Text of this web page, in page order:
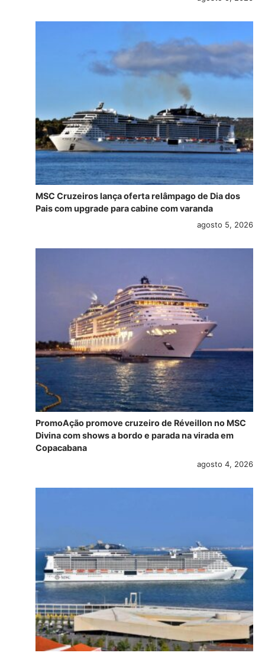
MSC Cruzeiros lança oferta relâmpago de Dia dos
Pais com upgrade para cabine com varanda
agosto 5, 2026
PromoAção promove cruzeiro de Réveillon no MSC
Divina com shows a bordo e parada na virada em
Copacabana
agosto 4, 2026